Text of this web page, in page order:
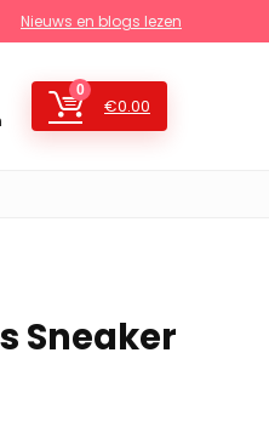
Nieuws en blogs lezen
0
€0.00
Sneaker